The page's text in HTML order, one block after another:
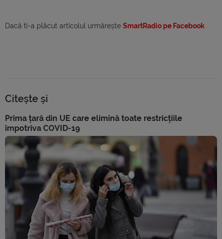
Dacă ti-a plăcut articolul urmărește SmartRadio pe Facebook
Citește și
Prima țară din UE care elimină toate restricțiile
împotriva COVID-19